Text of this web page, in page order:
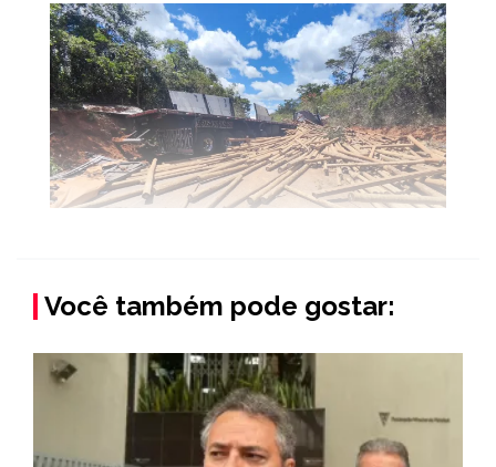
Você também pode gostar: